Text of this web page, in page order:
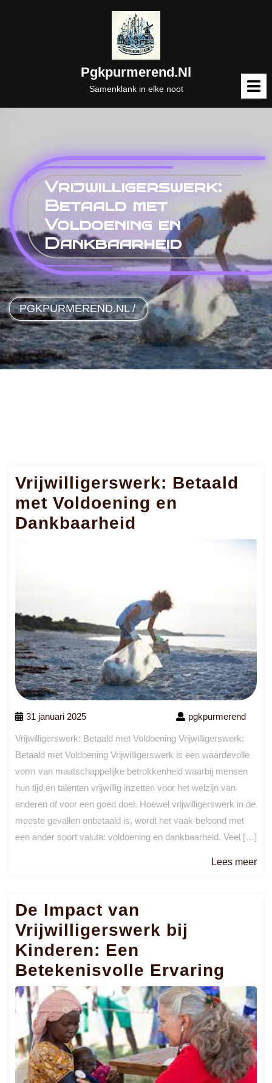
Pgkpurmerend.nl
Samenklank in elke noot
Vrijwilligerswerk:
Betaald met
Voldoening en
Dankbaarheid
PGKPURMEREND.NL /
Vrijwilligerswerk: Betaald
met Voldoening en
Dankbaarheid
31 januari 2025 pgkpurmerend
Vrijwilligerswerk: Betaald met Voldoening Vrijwilligerswerk:
Betaald met Voldoening Vrijwilligerswerk is een waardevolle
vorm van maatschappelijke betrokkenheid waarbij mensen
hun tijd en talenten vrijwillig inzetten voor het welzijn van
anderen of voor een goed doel. Hoewel vrijwilligerswerk in de
meeste gevallen onbetaald is, wordt het vaak beloond met
een ander soort valuta: voldoening en dankbaarheid. Veel […]
Lees meer
De Impact van
Vrijwilligerswerk bij
Kinderen: Een
Betekenisvolle Ervaring